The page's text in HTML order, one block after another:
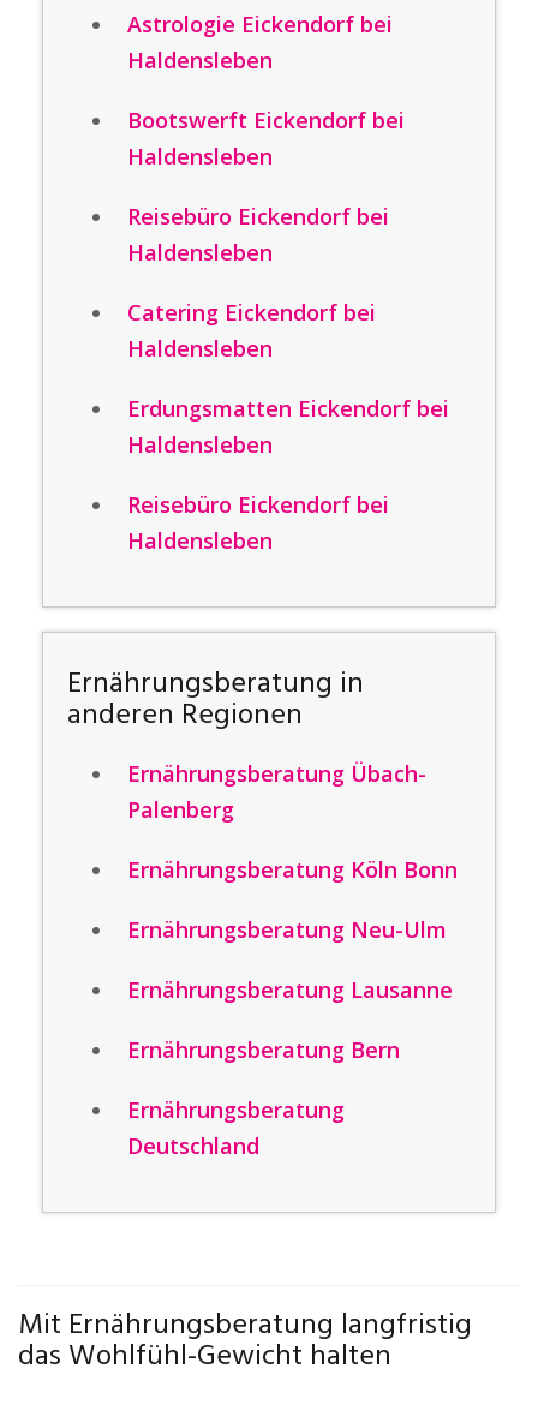
Astrologie Eickendorf bei
Haldensleben
Bootswerft Eickendorf bei
Haldensleben
Reisebüro Eickendorf bei
Haldensleben
Catering Eickendorf bei
Haldensleben
Erdungsmatten Eickendorf bei
Haldensleben
Reisebüro Eickendorf bei
Haldensleben
Ernährungsberatung in
anderen Regionen
Ernährungsberatung Übach-
Palenberg
Ernährungsberatung Köln Bonn
Ernährungsberatung Neu-Ulm
Ernährungsberatung Lausanne
Ernährungsberatung Bern
Ernährungsberatung
Deutschland
Mit Ernährungsberatung langfristig
das Wohlfühl-Gewicht halten